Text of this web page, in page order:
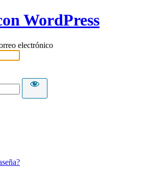
WordPress
electrónico